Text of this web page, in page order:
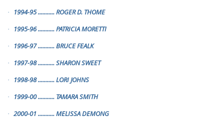
· 1994-95...........ROGER D. THOME
· 1995-96...........PATRICIA MORETTI
· 1996-97...........BRUCE FEALK
· 1997-98...........SHARON SWEET
· 1998-98...........LORI JOHNS
· 1999-00........... TAMARA SMITH
· 2000-01...........MELISSA DEMONG